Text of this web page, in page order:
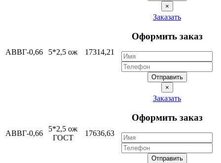
×
АВВГ-0,66 5*2,5 ож 17314,21
Заказать
Оформить заказ
Отправить
×
АВВГ-0,66
5*2,5 ож
ГОСТ
17636,63
Заказать
Оформить заказ
Отправить